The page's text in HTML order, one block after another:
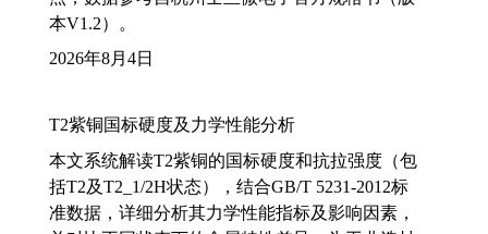
本V1.2）。
2026年8月4日
T2紫铜国标硬度及力学性能分析
本文系统解读T2紫铜的国标硬度和抗拉强度（包
括T2及T2_1/2H状态），结合GB/T 5231-2012标
准数据，详细分析其力学性能指标及影响因素，